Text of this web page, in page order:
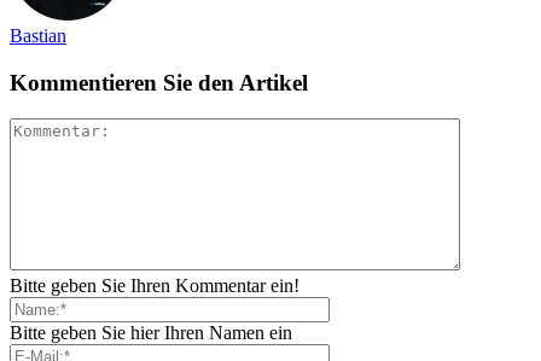
Bastian
Kommentieren Sie den Artikel
Bitte geben Sie Ihren Kommentar ein!
Bitte geben Sie hier Ihren Namen ein